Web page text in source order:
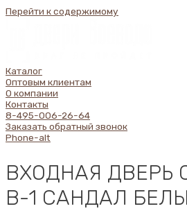
Перейти к содержимому
Каталог
Оптовым клиентам
О компании
Контакты
8-495-006-26-64
Заказать обратный звонок
Phone-alt
ВХОДНАЯ ДВЕРЬ
В-1 САНДАЛ